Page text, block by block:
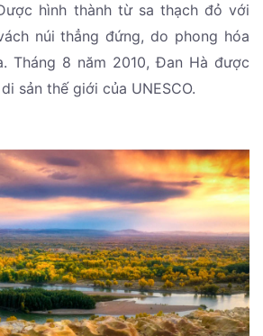
hình thành từ sa thạch đỏ với
núi thẳng đứng, do phong hóa
Tháng 8 năm 2010, Đan Hà được
sản thế giới của UNESCO.